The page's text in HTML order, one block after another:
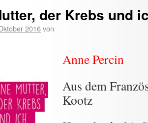
der Krebs und
2016von
Anne Percin
Aus dem
Kootz